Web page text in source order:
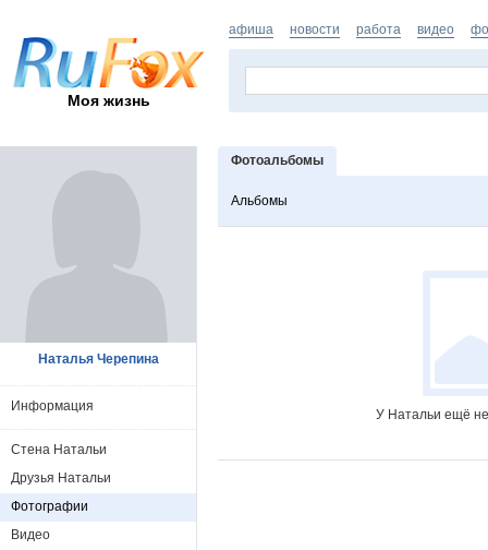
Моя жизнь
афиша новости работа видео
Фотоальбомы
Альбомы
У Натальи ещё
Наталья Черепина
Информация
Стена Натальи
Друзья Натальи
Фотографии
Видео